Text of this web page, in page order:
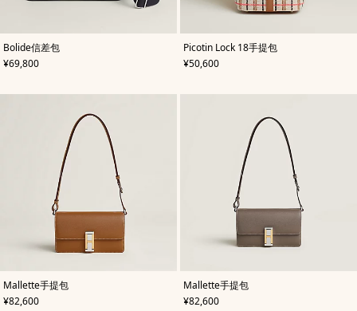
Bolide信差包
,颜
色:
蓝
,
价格
¥69,800
Picotin Lock 18手提包
,颜
色:
米
,
价格
¥50,600
Mallette手提包
,颜
色:
米
,
价格
¥82,600
Mallette手提包
,颜
色:
米
,
价格
¥82,600